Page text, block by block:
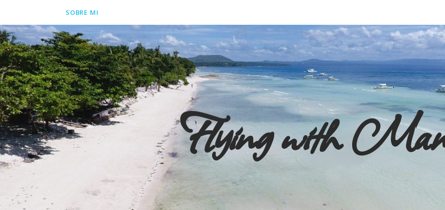
SOBRE MI
Flying with